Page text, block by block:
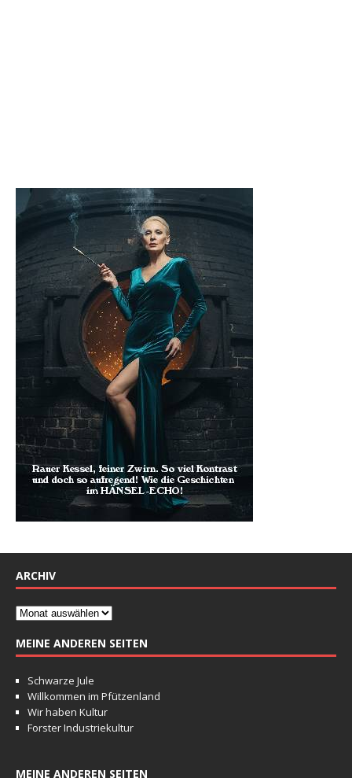
ARCHIV
MEINE ANDEREN SEITEN
Schwarze Jule
Willkommen im Pfützenland
Wir haben Kultur
Forster Industriekultur
MEINE ANDEREN SEITEN